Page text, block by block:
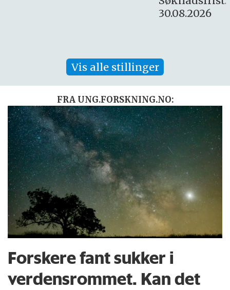
Vis alle stillinger
FRA UNG.FORSKNING.NO:
Forskere fant sukker i
verdensrommet. Kan det